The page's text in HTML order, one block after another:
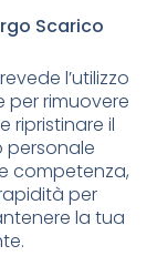
Scarico
l’utilizzo
per rimuovere
ripristinare il
personale
competenza,
per
la tua